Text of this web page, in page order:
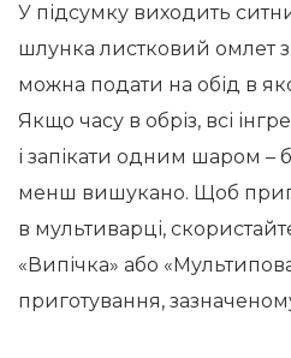
У підсумку виходить
шлунка листковий омлет
можна подати на обід в
Якщо часу в обріз, всі
і запікати одним шаром –
менш вишукано. Щоб
в мультиварці,
«Випічка» або
приготування,